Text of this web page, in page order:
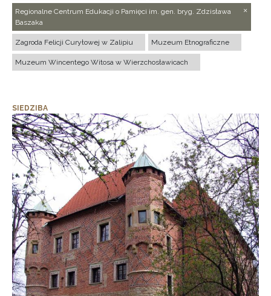
Regionalne Centrum Edukacji o Pamięci im. gen. bryg. Zdzisława
Baszaka
Zagroda Felicji Curyłowej w Zalipiu Muzeum Etnograficzne
Muzeum Wincentego Witosa w Wierzchosławicach
SIEDZIBA